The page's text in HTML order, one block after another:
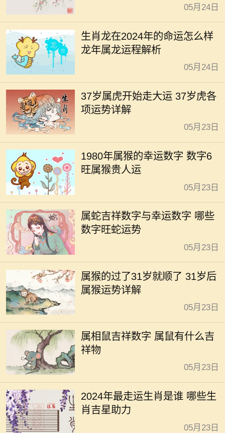
05月24日
生肖龙在2024年的命运怎么样
龙年属龙运程解析
05月24日
37岁属虎开始走大运 37岁虎各
项运势详解
05月23日
1980年属猴的幸运数字 数字6
旺属猴贵人运
05月23日
属蛇吉祥数字与幸运数字 哪些
数字旺蛇运势
05月23日
属猴的过了31岁就顺了 31岁后
属猴运势详解
05月23日
属相鼠吉祥数字 属鼠有什么吉
祥物
05月23日
2024年最走运生肖是谁 哪些生
肖吉星助力
05月23日